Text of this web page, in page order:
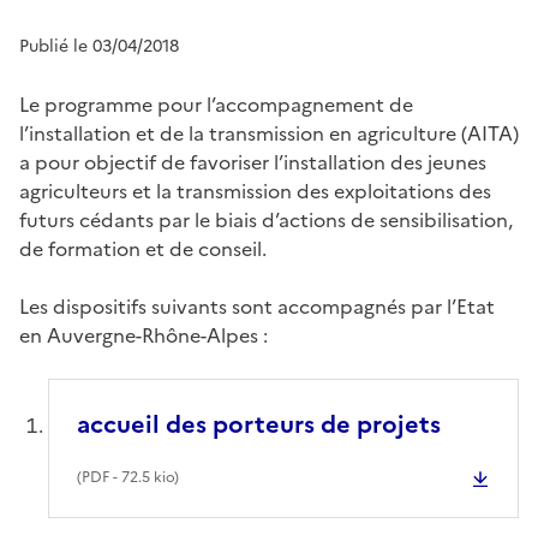
Publié le 03/04/2018
Le programme pour l’accompagnement de
l’installation et de la transmission en agriculture (AITA)
a pour objectif de favoriser l’installation des jeunes
agriculteurs et la transmission des exploitations des
futurs cédants par le biais d’actions de sensibilisation,
de formation et de conseil.
Les dispositifs suivants sont accompagnés par l’Etat
en Auvergne-Rhône-Alpes :
accueil des porteurs de projets
(PDF- 72.5 kio)